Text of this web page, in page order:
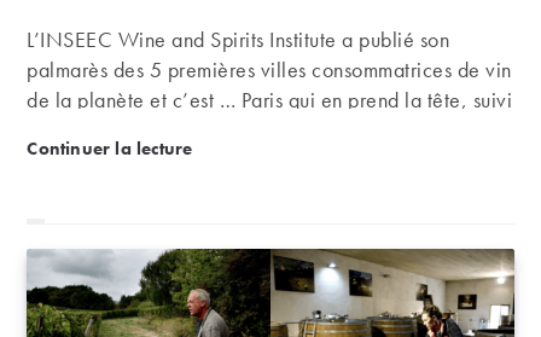
L’INSEEC Wine and Spirits Institute a publié son
palmarès des 5 premières villes consommatrices de vin
de la planète et c’est … Paris qui en prend la tête, suivi
et New-York.
Continuer la lectureParis en tête des villes consommatrices de vin au